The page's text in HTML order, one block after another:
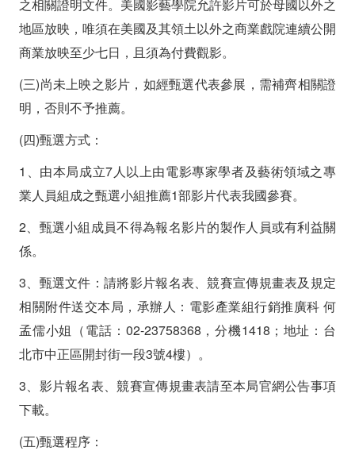
98
屆
奧
斯
卡
金
像
獎
國
際
影
片
競
賽」
之相關證明文件。美國影藝學院允許影片可於母國以外之
地區放映，唯須在美國及其領土以外之商業戲院連續公開
商業放映至少七日，且須為付費觀影。
(三)尚未上映之影片，如經甄選代表參展，需補齊相關證
明，否則不予推薦。
(四)甄選方式：
1、由本局成立7人以上由電影專家學者及藝術領域之專
業人員組成之甄選小組推薦1部影片代表我國參賽。
2、甄選小組成員不得為報名影片的製作人員或有利益關
係。
3、甄選文件：請將影片報名表、競賽宣傳規畫表及規定
相關附件送交本局，承辦人：電影產業組行銷推廣科 何
孟儒小姐（電話：02-23758368，分機1418；地址：台
北市中正區開封街一段3號4樓）。
3、影片報名表、競賽宣傳規畫表請至本局官網公告事項
下載。
(五)甄選程序：